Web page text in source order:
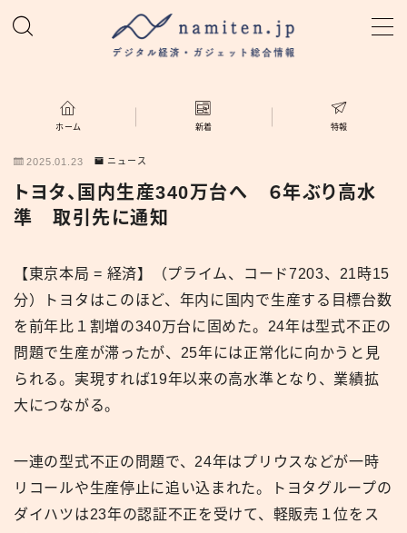
ホーム
新着
namiten.jp
ホーム 新着 特報
2025.01.23 ニュース
トヨタ、国内生産340万台へ ６年ぶり高水
準 取引先に通知
【東京本局 = 経済】（プライム、コード7203、21時15
分）トヨタはこのほど、年内に国内で生産する目標台数
を前年比１割増の340万台に固めた。24年は型式不正の
問題で生産が滞ったが、25年には正常化に向かうと見
られる。実現すれば19年以来の高水準となり、業績拡
大につながる。
一連の型式不正の問題で、24年はプリウスなどが一時
リコールや生産停止に追い込まれた。トヨタグループの
ダイハツは23年の認証不正を受けて、軽販売１位をス